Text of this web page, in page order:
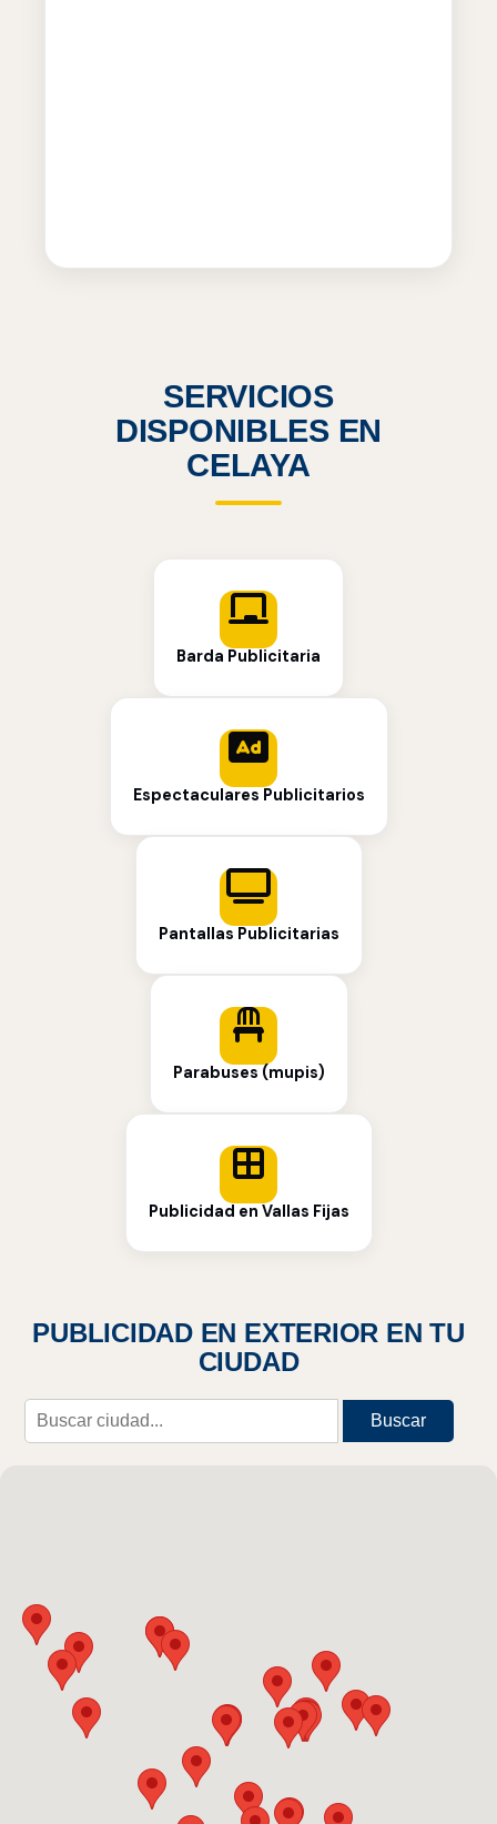
SERVICIOS
DISPONIBLES EN
CELAYA
Barda Publicitaria
Espectaculares Publicitarios
Pantallas Publicitarias
Parabuses (mupis)
Publicidad en Vallas Fijas
PUBLICIDAD EN EXTERIOR EN TU
CIUDAD
Buscar